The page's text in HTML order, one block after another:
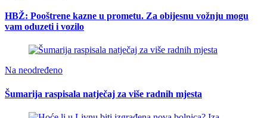
HBŽ: Pooštrene kazne u prometu. Za obijesnu vožnju mogu
vam oduzeti i vozilo
Na neodređeno
Šumarija raspisala natječaj za više radnih mjesta